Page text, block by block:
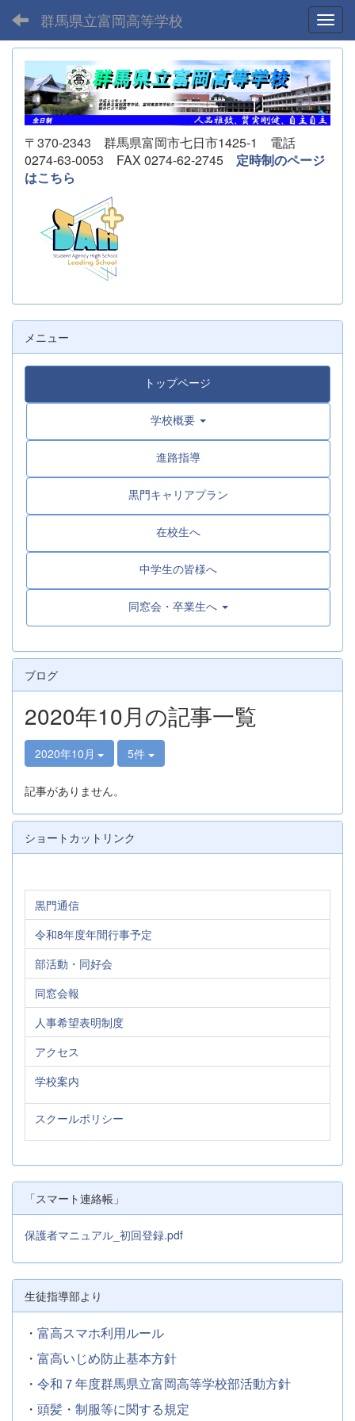
群馬県立富岡高等学校
〒370-2343 群馬県富岡市七日市1425-1 電話
0274-63-0053 FAX 0274-62-2745 定時制のページ
はこちら
メニュー
トップページ
学校概要
進路指導
黒門キャリアプラン
在校生へ
中学生の皆様へ
同窓会・卒業生へ
ブログ
2020年10月の記事一覧
2020年10月 5件
記事がありません。
ショートカットリンク
黒門通信
令和8年度年間行事予定
部活動・同好会
同窓会報
人事希望表明制度
アクセス
学校案内
スクールポリシー
「スマート連絡帳」
保護者マニュアル_初回登録.pdf
生徒指導部より
・ 富高スマホ利用ルール
・ 富高いじめ防止基本方針
・ 令和７年度群馬県立富岡高等学校部活動方針
・ 頭髪・制服等に関する規定